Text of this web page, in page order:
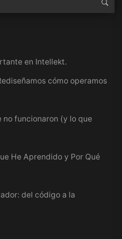
en Intellekt.
cómo operamos
funcionaron (y lo que
He Aprendido y Por Qué
del código a la